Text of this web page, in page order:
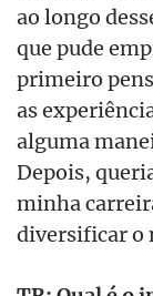
ao longo
que pude
primeiro
as
alguma
Depois,
minha
diversificar o